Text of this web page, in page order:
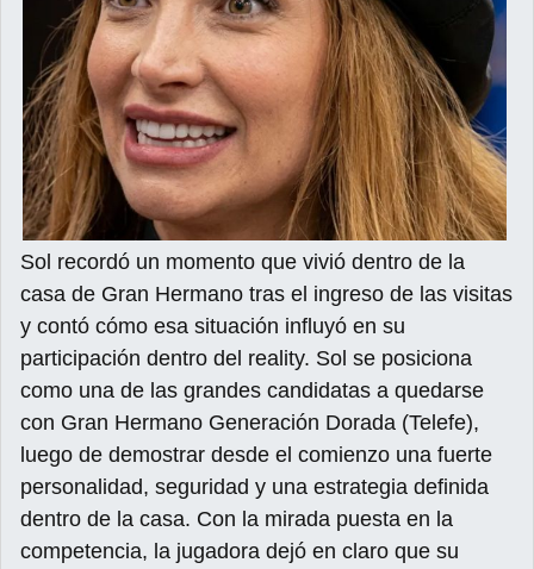
Sol recordó un momento que vivió dentro de la
casa de Gran Hermano tras el ingreso de las visitas
y contó cómo esa situación influyó en su
participación dentro del reality. Sol se posiciona
como una de las grandes candidatas a quedarse
con Gran Hermano Generación Dorada (Telefe),
luego de demostrar desde el comienzo una fuerte
personalidad, seguridad y una estrategia definida
dentro de la casa. Con la mirada puesta en la
competencia, la jugadora dejó en claro que su